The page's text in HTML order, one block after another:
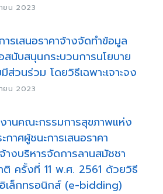
ยน 2023
ารเสนอราคาจ้างจัดทำข้อมูล
สนับสนุนกระบวนการนโยบาย
ส่วนร่วม โดยวิธีเฉพาะเจาะจง
ยน 2023
านคณะกรรมการสุขภาพแห่ง
กาศผู้ชนะการเสนอราคา
างบริหารจัดการลานสมัชชา
ครั้งที่ 11 พ.ศ. 2561 ด้วยวิธี
เล็กทรอนิกส์ (e-bidding)